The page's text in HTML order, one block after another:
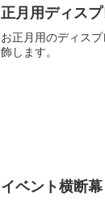
正月用ディス
お正月用のディス
飾します。
イベント横断